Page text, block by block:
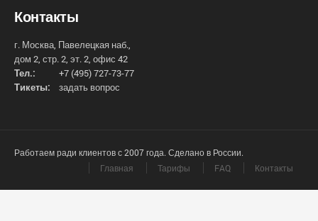
Контакты
г. Москва, Павелецкая наб.,
дом 2, стр. 2, эт. 2, офис 42
Тел.:
+7 (495) 727-73-77
Тикеты:
задать вопрос
Работаем ради клиентов с 2007 года. Сделано в России.
Главная
Тарифы FAQ Контакты